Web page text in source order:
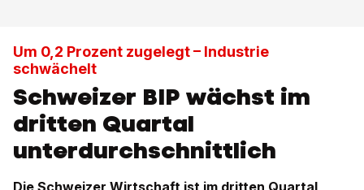
Um 0,2 Prozent zugelegt – Industrie
schwächelt
Schweizer BIP wächst im
dritten Quartal
unterdurchschnittlich
Die Schweizer Wirtschaft ist im dritten Quartal